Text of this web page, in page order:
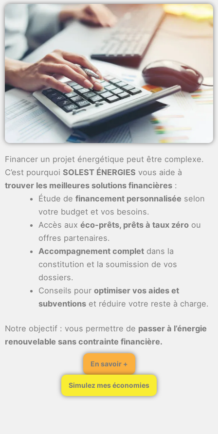
Financer un projet énergétique peut être complexe.
C’est pourquoi SOLEST ÉNERGIES vous aide à
trouver les meilleures solutions financières :
Étude definancement personnalisée selon
votre budget et vos besoins.
Accès auxéco-prêts, prêts à taux zéro ou
offres partenaires.
Accompagnement complet dans la
constitution et la soumission de vos
dossiers.
Conseils pouroptimiser vos aides et
subventions et réduire votre reste à charge.
Notre objectif : vous permettre de passer à l’énergie
renouvelable sans contrainte financière.
En savoir +
Simulez mes économies